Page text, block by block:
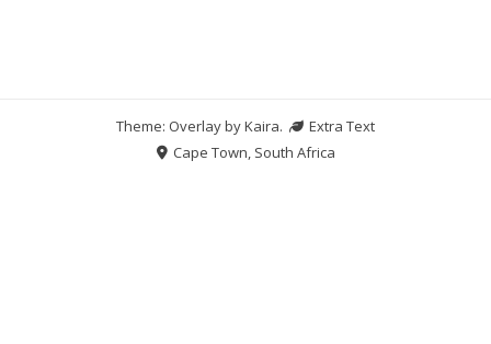
Theme: Overlay byKaira.
Extra Text
Cape Town, South Africa